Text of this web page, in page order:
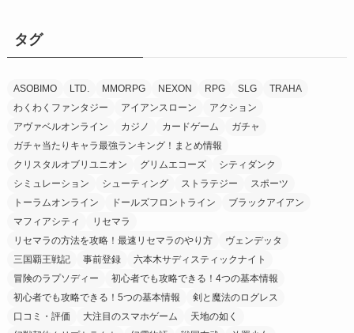
タグ
ASOBIMO LTD. MMORPG NEXON RPG SLG
TRAHA
わくわくファンタジー
アイアンスローン
アクション
アヴァベルオンライン
カジノ カードゲーム
ガチャ
ガチャ当たりキャラ最強ランキング！まとめ情報
クリスタルオブリユニオン
グリムエコーズ
シティダンク
シミュレーション
シューティング ストラテジー
スポーツ
トーラムオンライン
ドールズフロントライン
ブラックアイアン
マフィアシティ
リセマラ
リセマラの方法を攻略！最速リセマラのやり方
ヴェンデッタ
三国覇王戦記
事前登録
六本木サディスティックナイト
冒険のラプソディー
初心者でも攻略できる！4つの基本情報
初心者でも攻略できる！5つの基本情報
剣と魔法のログレス
口コミ・評価
大注目のスマホゲーム
天地の如く